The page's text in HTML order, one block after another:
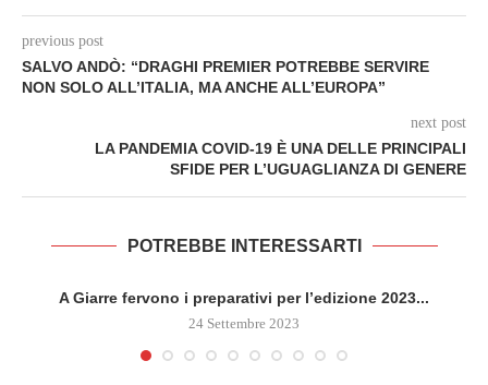
previous post
SALVO ANDÒ: “DRAGHI PREMIER POTREBBE SERVIRE
NON SOLO ALL’ITALIA, MA ANCHE ALL’EUROPA”
next post
LA PANDEMIA COVID-19 È UNA DELLE PRINCIPALI
SFIDE PER L’UGUAGLIANZA DI GENERE
POTREBBE INTERESSARTI
A Giarre fervono i preparativi per l’edizione 2023...
24 Settembre 2023